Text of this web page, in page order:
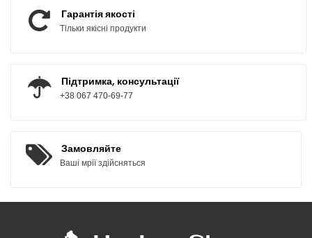
Гарантія якості
Тільки якісні продукти
Підтримка, консультації
+38 067 470-69-77
Замовляйте
Ваші мрії здійсняться